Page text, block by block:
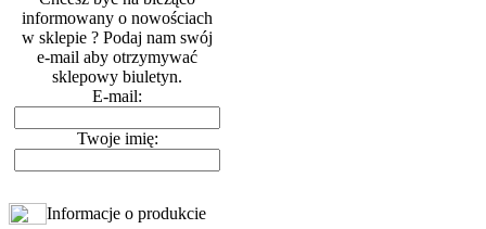
informowany o nowościach
w sklepie ? Podaj nam swój
e-mail aby otrzymywać
sklepowy biuletyn.
E-mail:
Twoje imię:
Informacje o produkcie